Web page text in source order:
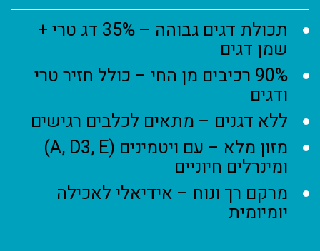
תכולת דגים גבוהה – 35% דג טרי +
שמן דגים
90% רכיבים מן החי – כולל חזיר טרי
ודגים
ללא דגנים – מתאים לכלבים רגישים
מזון מלא – עם ויטמינים (A, D3, E)
ומינרלים חיוניים
מרקם רך ונוח – אידיאלי לאכילה
יומיומית